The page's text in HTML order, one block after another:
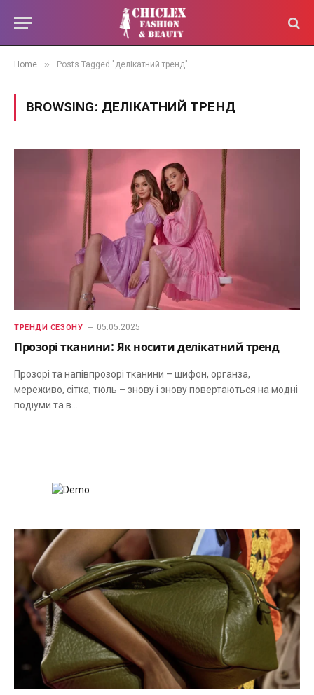
Home » Posts Tagged "делікатний тренд"
BROWSING: ДЕЛІКАТНИЙ ТРЕНД
ТРЕНДИ СЕЗОНУ 05.05.2025
Прозорі тканини: Як носити делікатний тренд
Прозорі та напівпрозорі тканини – шифон, органза,
мереживо, сітка, тюль – знову і знову повертаються на модні
подіуми та в…